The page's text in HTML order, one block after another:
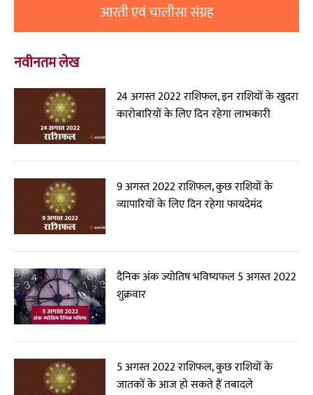
आरती एवं चालीसा संग्रह
नवीनतम लेख
24 अगस्त 2022 राशिफल, इन राशियों के खुदरा
कारोबारियों के लिए दिन रहेगा लाभकारी
9 अगस्त 2022 राशिफल, कुछ राशियों के
व्यापारियों के लिए दिन रहेगा फायदेमंद
दैनिक अंक ज्योतिष भविष्यफल 5 अगस्त 2022
शुक्रवार
5 अगस्त 2022 राशिफल, कुछ राशियों के
जातकों के आज हो सकते हैं तबादले